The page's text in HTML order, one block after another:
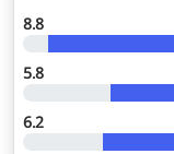
8.8
5.8
6.2